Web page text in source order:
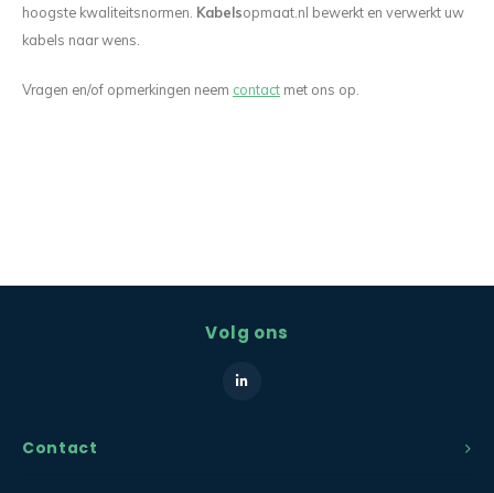
hoogste kwaliteitsnormen. Kabelsopmaat.nl bewerkt en verwerkt uw
kabels naar wens.
Vragen en/of opmerkingen neem contact met ons op.
Contact
Volg ons